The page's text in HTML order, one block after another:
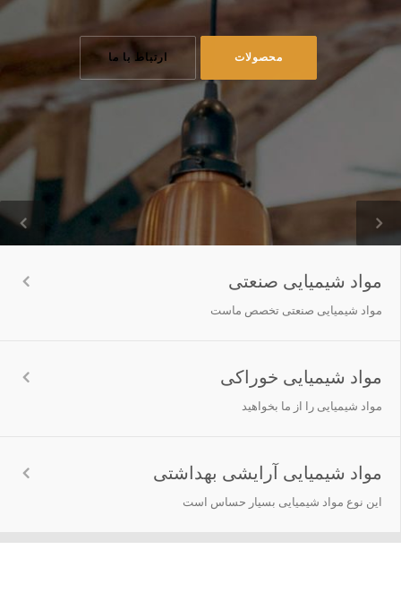
محصولات ارتباط با ما
مواد شیمیایی صنعتی
مواد شیمیایی صنعتی تخصص ماست
مواد شیمیایی خوراکی
مواد شیمیایی را از ما بخواهید
مواد شیمیایی آرایشی بهداشتی
این نوع مواد شیمیایی بسیار حساس است